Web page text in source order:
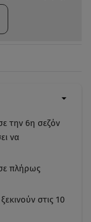
την 6η σεζόν
να
πλήρως
στις 10